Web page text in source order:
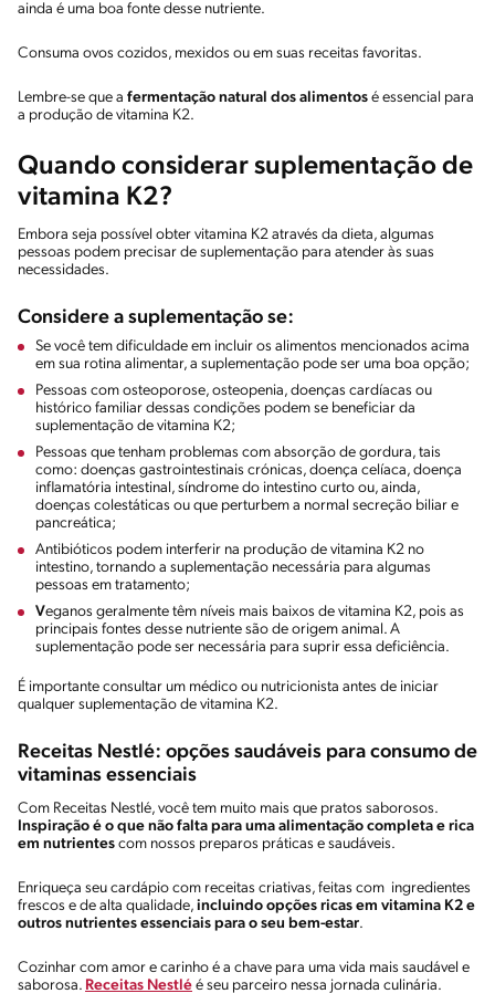
ainda é uma boa fonte desse nutriente.
Consuma ovos cozidos, mexidos ou em suas receitas favoritas.
Lembre-se que a fermentação natural dos alimentos é essencial para
a produção de vitamina K2.
Quando considerar suplementação de
vitamina K2?
Embora seja possível obter vitamina K2 através da dieta, algumas
pessoas podem precisar de suplementação para atender às suas
necessidades.
Considere a suplementação se:
Se você tem dificuldade em incluir os alimentos mencionados acima
em sua rotina alimentar, a suplementação pode ser uma boa opção;
Pessoas com osteoporose, osteopenia, doenças cardíacas ou
histórico familiar dessas condições podem se beneficiar da
suplementação de vitamina K2;
Pessoas que tenham problemas com absorção de gordura, tais
como: doenças gastrointestinais crónicas, doença celíaca, doença
inflamatória intestinal, síndrome do intestino curto ou, ainda,
doenças colestáticas ou que perturbem a normal secreção biliar e
pancreática;
Antibióticos podem interferir na produção de vitamina K2 no
intestino, tornando a suplementação necessária para algumas
pessoas em tratamento;
Veganos geralmente têm níveis mais baixos de vitamina K2, pois as
principais fontes desse nutriente são de origem animal. A
suplementação pode ser necessária para suprir essa deficiência.
É importante consultar um médico ou nutricionista antes de iniciar
qualquer suplementação de vitamina K2.
Receitas Nestlé: opções saudáveis para consumo de
vitaminas essenciais
Com Receitas Nestlé, você tem muito mais que pratos saborosos.
Inspiração é o que não falta para uma alimentação completa e rica
em nutrientes com nossos preparos práticas e saudáveis.
Enriqueça seu cardápio com receitas criativas, feitas com ingredientes
frescos e de alta qualidade, incluindo opções ricas em vitamina K2 e
outros nutrientes essenciais para o seu bem-estar.
Cozinhar com amor e carinho é a chave para uma vida mais saudável e
saborosa. Receitas Nestlé é seu parceiro nessa jornada culinária.